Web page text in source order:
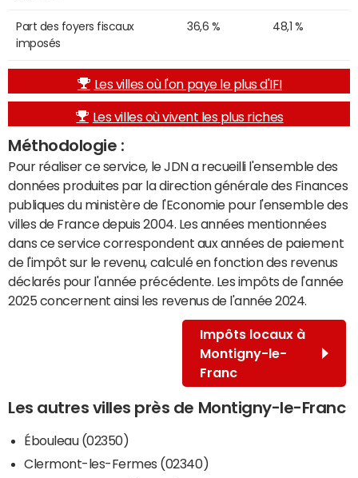
Part des foyers fiscaux
imposés
36,6 % 48,1 %
Les villes où l'on paye le plus d'IFI
Les villes où vivent les plus riches
Méthodologie :
Pour réaliser ce service, le JDN a recueilli l'ensemble des
données produites par la direction générale des Finances
publiques du ministère de l'Economie pour l'ensemble des
villes de France depuis 2004. Les années mentionnées
dans ce service correspondent aux années de paiement
de l'impôt sur le revenu, calculé en fonction des revenus
déclarés pour l'année précédente. Les impôts de l'année
2025 concernent ainsi les revenus de l'année 2024.
Impôts locaux à
Montigny-le-
Franc
Les autres villes près de Montigny-le-Franc
Ébouleau (02350)
Clermont-les-Fermes (02340)